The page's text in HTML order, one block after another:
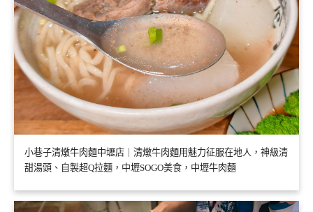
小巷子清燉牛肉麵中壢店｜清燉牛肉麵用魅力征服在地人，神級清
甜湯頭、自製超Q拉麵，中壢SOGO美食，中壢牛肉麵